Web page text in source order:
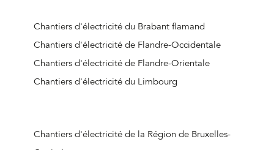
Chantiers d'électricité de Schilde
Chantiers d'électricité de Schoten
Chantiers d'électricité de Stabroek
Chantiers d'électricité de Wijnegem
Chantiers d'électricité de Zandhoven
Chantiers d'électricité du Brabant flamand
Chantiers d'électricité de Flandre-Occidentale
Chantiers d'électricité de Flandre-Orientale
Chantiers d'électricité du Limbourg
Chantiers d'électricité de la Région de Bruxelles-